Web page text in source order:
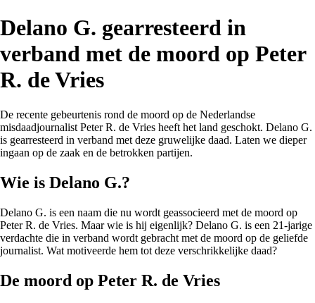
Delano G. gearresteerd in
verband met de moord op Peter
R. de Vries
De recente gebeurtenis rond de moord op de Nederlandse
misdaadjournalist Peter R. de Vries heeft het land geschokt. Delano G.
is gearresteerd in verband met deze gruwelijke daad. Laten we dieper
ingaan op de zaak en de betrokken partijen.
Wie is Delano G.?
Delano G. is een naam die nu wordt geassocieerd met de moord op
Peter R. de Vries. Maar wie is hij eigenlijk? Delano G. is een 21-jarige
verdachte die in verband wordt gebracht met de moord op de geliefde
journalist. Wat motiveerde hem tot deze verschrikkelijke daad?
De moord op Peter R. de Vries